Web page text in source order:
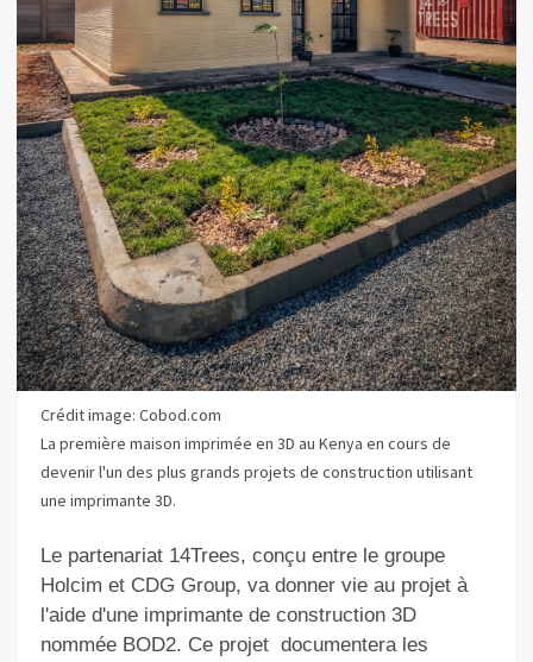
Crédit image: Cobod.com
La première maison imprimée en 3D au Kenya en cours de
devenir l'un des plus grands projets de construction utilisant
une imprimante 3D.
Le partenariat 14Trees, conçu entre le groupe
Holcim et CDG Group, va donner vie au projet à
l'aide d'une imprimante de construction 3D
nommée BOD2. Ce projet documentera les